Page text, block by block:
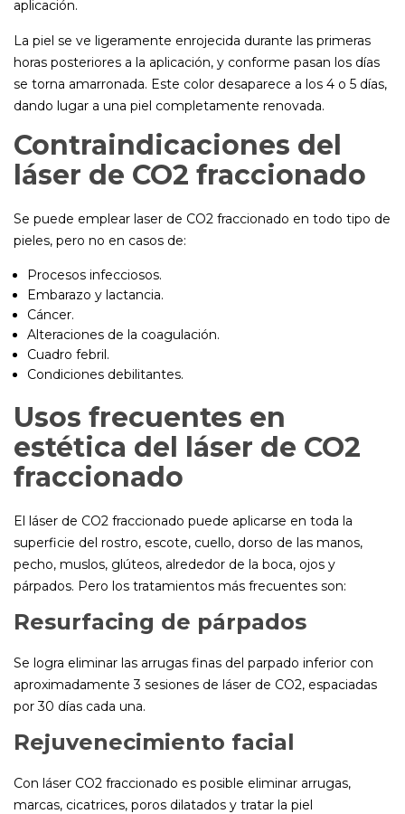
aplicación.
La piel se ve ligeramente enrojecida durante las primeras
horas posteriores a la aplicación, y conforme pasan los días
se torna amarronada. Este color desaparece a los 4 o 5 días,
dando lugar a una piel completamente renovada.
Contraindicaciones del
láser de CO2 fraccionado
Se puede emplear laser de CO2 fraccionado en todo tipo de
pieles, pero no en casos de:
Procesos infecciosos.
Embarazo y lactancia.
Cáncer.
Alteraciones de la coagulación.
Cuadro febril.
Condiciones debilitantes.
Usos frecuentes en
estética del láser de CO2
fraccionado
El láser de CO2 fraccionado puede aplicarse en toda la
superficie del rostro, escote, cuello, dorso de las manos,
pecho, muslos, glúteos, alrededor de la boca, ojos y
párpados. Pero los tratamientos más frecuentes son:
Resurfacing de párpados
Se logra eliminar las arrugas finas del parpado inferior con
aproximadamente 3 sesiones de láser de CO2, espaciadas
por 30 días cada una.
Rejuvenecimiento facial
Con láser CO2 fraccionado es posible eliminar arrugas,
marcas, cicatrices, poros dilatados y tratar la piel